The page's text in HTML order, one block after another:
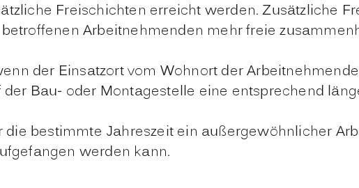
Freischichten erreicht werden. Zusätzliche
Arbeitnehmenden mehr freie
der Einsatzort vom Wohnort der
Bau- oder Montagestelle eine entsprechend
bestimmte Jahreszeit ein außergewöhnlicher
werden kann.